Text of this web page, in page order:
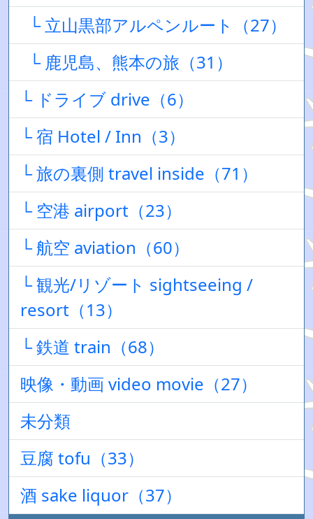
└ 立山黒部アルペンルート（27）
└ 鹿児島、熊本の旅（31）
└ ドライブ drive（6）
└ 宿 Hotel / Inn（3）
└ 旅の裏側 travel inside（71）
└ 空港 airport（23）
└ 航空 aviation（60）
└ 観光/リゾート sightseeing /
resort（13）
└ 鉄道 train（68）
映像・動画 video movie（27）
未分類
豆腐 tofu（33）
酒 sake liquor（37）